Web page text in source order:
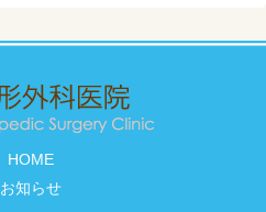
HOME
お知らせ